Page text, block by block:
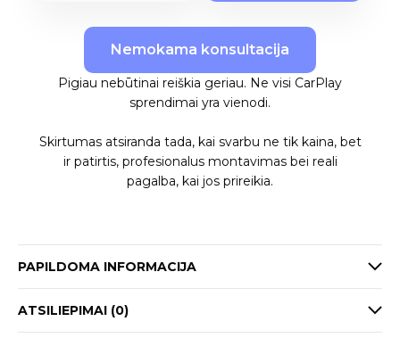
Nemokama konsultacija
Pigiau nebūtinai reiškia geriau. Ne visi CarPlay
sprendimai yra vienodi.
Skirtumas atsiranda tada, kai svarbu ne tik kaina, bet
ir patirtis, profesionalus montavimas bei reali
pagalba, kai jos prireikia.
PAPILDOMA INFORMACIJA
ATSILIEPIMAI (0)